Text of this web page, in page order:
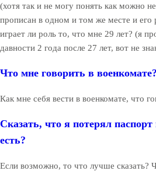
(хотя так и не могу понять как можно
прописан в одном и том же месте и его
играет ли роль то, что мне 29 лет? (я
давности 2 года после 27 лет, вот не
Что мне говорить в военкомате?
Как мне себя вести в военкомате, что
Сказать, что я потерял
есть?
Если возможно, то что лучше сказать?